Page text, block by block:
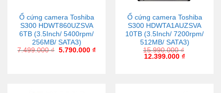
Ổ cứng camera Toshiba
S300 HDWT860UZSVA
6TB (3.5Inch/ 5400rpm/
256MB/ SATA3)
7.499.000₫ 5.790.000 ₫
Ổ cứng camera Toshiba
S300 HDWTA1AUZSVA
10TB (3.5Inch/ 7200rpm/
512MB/ SATA3)
15.990.000₫
12.399.000 ₫